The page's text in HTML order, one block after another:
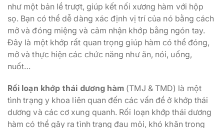
như một bản lề trượt, giúp kết nối xương hàm với hộp
sọ. Bạn có thể dễ dàng xác định vị trí của nó bằng cách
mở và đóng miệng và cảm nhận khớp bằng ngón tay.
Đây là một khớp rất quan trọng giúp hàm có thể đóng,
mở và thực hiện các chức năng như ăn, nói, uống,
nuốt…
Rối loạn khớp thái dương hàm (TMJ & TMD) là một
tình trạng y khoa liên quan đến các vấn đề ở khớp thái
dương và các cơ xung quanh. Rối loạn khớp thái dương
hàm có thể gây ra tình trạng đau mỏi, khó khăn trong